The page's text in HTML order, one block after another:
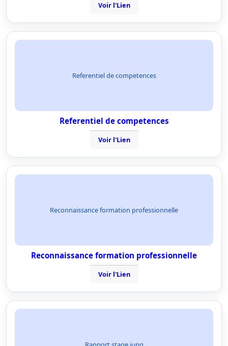
Voir l'Lien
Referentiel de competences
Referentiel de competences
Voir l'Lien
Reconnaissance formation professionnelle
Reconnaissance formation professionnelle
Voir l'Lien